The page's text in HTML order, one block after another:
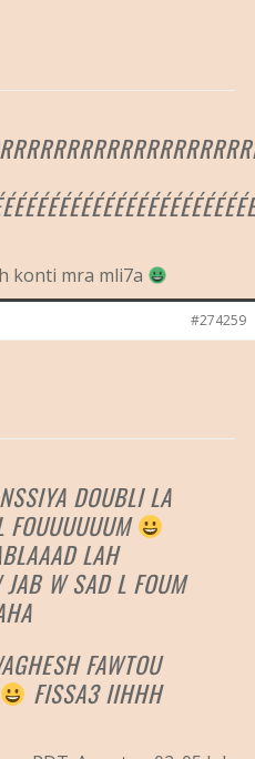
konti mra mli7a
#274259
DOUBLI LA
FOUUUUUUM
LAH
W SAD L FOUM
FAWTOU
FISSA3 IIHHH